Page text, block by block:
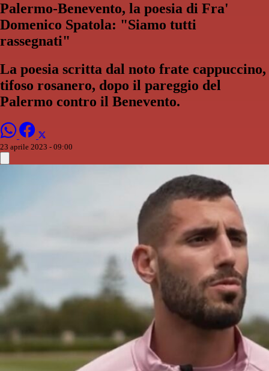
Palermo-Benevento, la poesia di Fra'
Domenico Spatola: "Siamo tutti
rassegnati"
La poesia scritta dal noto frate cappuccino,
tifoso rosanero, dopo il pareggio del
Palermo contro il Benevento.
23 aprile 2023 - 09:00